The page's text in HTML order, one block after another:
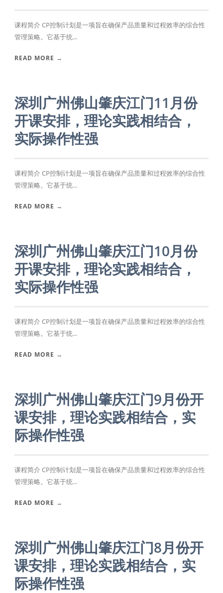
课程简介 CP控制计划是一项旨在确保产品质量和过程效率的综合性
管理策略。它基于统...
READ MORE →
深圳广州佛山肇庆江门11月份
开课安排，理论实践相结合，
实际操作性强
课程简介 CP控制计划是一项旨在确保产品质量和过程效率的综合性
管理策略。它基于统...
READ MORE →
深圳广州佛山肇庆江门10月份
开课安排，理论实践相结合，
实际操作性强
课程简介 CP控制计划是一项旨在确保产品质量和过程效率的综合性
管理策略。它基于统...
READ MORE →
深圳广州佛山肇庆江门9月份开
课安排，理论实践相结合，实
际操作性强
课程简介 CP控制计划是一项旨在确保产品质量和过程效率的综合性
管理策略。它基于统...
READ MORE →
深圳广州佛山肇庆江门8月份开
课安排，理论实践相结合，实
际操作性强